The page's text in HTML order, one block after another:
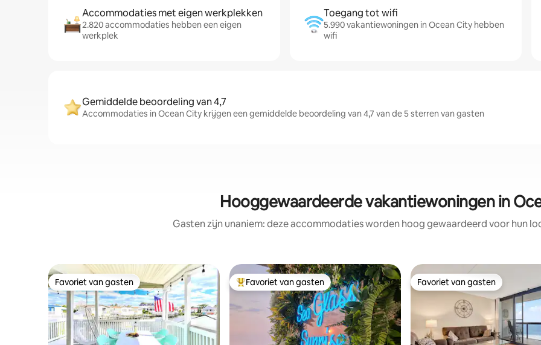
Accommodaties met eigen werkplekken
2.820 accommodaties hebben een eigen
werkplek
Toegang tot wifi
5.990 vakantiewoningen in Ocean City hebben
wifi
Gemiddelde beoordeling van 4,7
Accommodaties in Ocean City krijgen een gemiddelde beoordeling van 4,7 van de 5 sterren van gasten
Hooggewaardeerde vakantiewoningen in
Gasten zijn unaniem: deze accommodaties worden hoog gewaardeerd voor hun
Favoriet van gasten
Favoriet van gasten Topfavoriet van gasten
Favoriet van gasten Favoriet van gasten
Favoriet van gasten